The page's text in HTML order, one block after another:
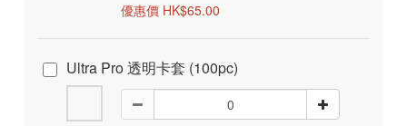
優惠價 HK$65.00
Ultra Pro 透明卡套 (100pc)